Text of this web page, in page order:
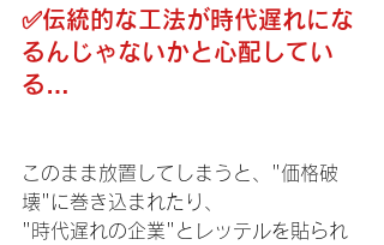
✅️伝統的な工法が時代遅れにな
るんじゃないかと心配してい
る…
このまま放置してしまうと、"価格破
壊"に巻き込まれたり、
"時代遅れの企業"とレッテルを貼られ